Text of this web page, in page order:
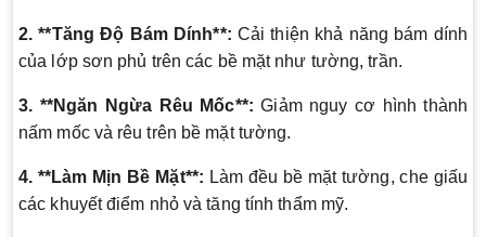
2. **Tăng Độ Bám Dính**: Cải thiện khả năng bám dính
của lớp sơn phủ trên các bề mặt như tường, trần.
3. **Ngăn Ngừa Rêu Mốc**: Giảm nguy cơ hình thành
nấm mốc và rêu trên bề mặt tường.
4. **Làm Mịn Bề Mặt**: Làm đều bề mặt tường, che giấu
các khuyết điểm nhỏ và tăng tính thẩm mỹ.